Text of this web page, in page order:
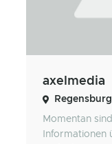
axelmedia
Momentan
Informationen